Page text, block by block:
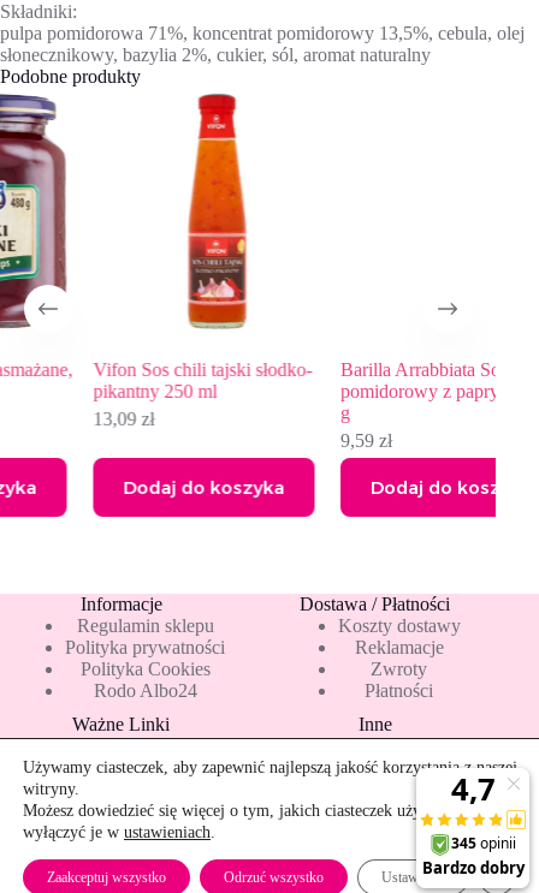
Składniki:
pulpa pomidorowa 71%, koncentrat pomidorowy 13,5%, cebula, olej
słonecznikowy, bazylia 2%, cukier, sól, aromat naturalny
Podobne produkty
Vifon Sos chili tajski słodko-
pikantny 250 ml
Dodaj do koszyka
Barilla Arrabbiata Sos
pomidorowy z papryką chili 400
Dodaj do koszyka
Informacje
Regulamin sklepu
Polityka prywatności
Polityka Cookies
Rodo Albo24
Dostawa / Płatności
Koszty dostawy
Reklamacje
Zwroty
Płatności
Ważne Linki
Blog
Nowości
Bestsellery
Inne
Pakiety 10 mleka
Mapa strony
Rekomendowane
Kontakt
Szybkie zwroty
Używamy ciasteczek, aby zapewnić najlepszą jakość korzystania z naszej
witryny.
Możesz dowiedzieć się więcej o tym, jakich ciasteczek używamy, lub
wyłączyć je w ustawieniach.
Zaakceptuj wszystko Odrzuć wszystko Ustawienia